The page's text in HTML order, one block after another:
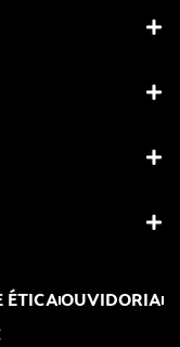
ÉTICAOUVIDORIA